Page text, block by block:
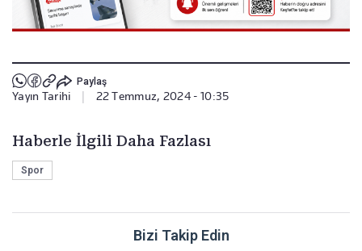
Paylaş
Yayın Tarihi 22 Temmuz, 2024 - 10:35
Haberle İlgili Daha Fazlası
Spor
Bizi Takip Edin